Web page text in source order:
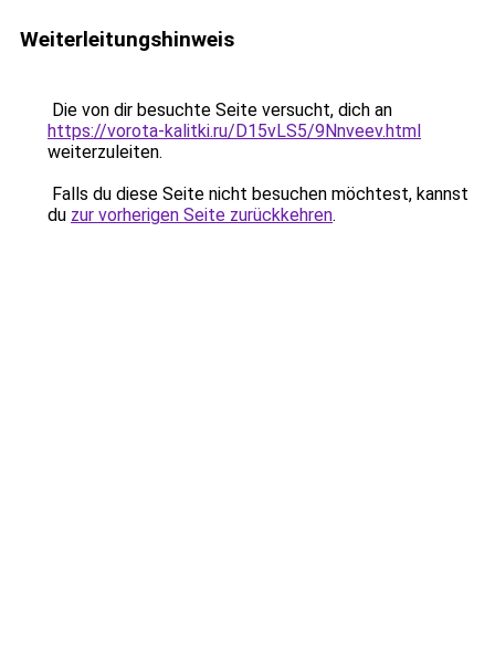
Weiterleitungshinweis
Die von dir besuchte Seite versucht, dich an
https://vorota-kalitki.ru/D15vLS5/9Nnveev.html
weiterzuleiten.
Falls du diese Seite nicht besuchen möchtest, kannst
du zur vorherigen Seite zurückkehren.